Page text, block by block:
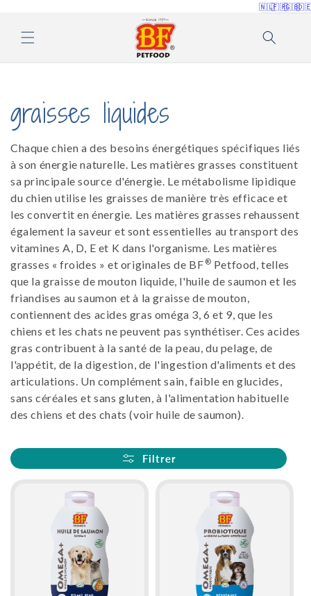
contenu
🇳🇱🇫🇷🇬🇧
C
o
l
l
e
c
t
i
o
n
:
graisses liquides
Chaque chien a des besoins énergétiques spécifiques liés
à son énergie naturelle. Les matières grasses constituent
sa principale source d'énergie. Le métabolisme lipidique
du chien utilise les graisses de manière très efficace et
les convertit en énergie. Les matières grasses rehaussent
également la saveur et sont essentielles au transport des
vitamines A, D, E et K dans l'organisme. Les matières
grasses « froides » et originales de BF ® Petfood, telles
que la graisse de mouton liquide, l'huile de saumon et les
friandises au saumon et à la graisse de mouton,
contiennent des acides gras oméga 3, 6 et 9, que les
chiens et les chats ne peuvent pas synthétiser. Ces acides
gras contribuent à la santé de la peau, du pelage, de
l'appétit, de la digestion, de l'ingestion d'aliments et des
articulations. Un complément sain, faible en glucides,
sans céréales et sans gluten, à l'alimentation habituelle
des chiens et des chats (voir huile de saumon).
Filtrer